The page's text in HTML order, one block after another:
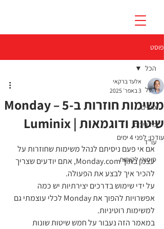
פוסט
הכל
טיפים
מדריכים
עו"ד
סיפורי לקוחות
הכל
משימות חוזרות ב-Monday – 5
שיטות ודוגמאות | Luminix
אלעד ברקאי
3 באפר׳ 2025
עודכן: לפני 4 ימים
אם אי פעם ניסיתם לנהל משימות שחוזרות על
עצמן בתוך Monday.com, אתם יודעים שצריך
להכיר איך לבצע את הפעולה.
על ידי שימוש בדרכים יצירתיות יש כמה
אפשרויות להפוך את Monday לכלי עוצמתי גם
למשימות רוטיניות.
במאמר הזה נעבור על חמש שיטות שונות